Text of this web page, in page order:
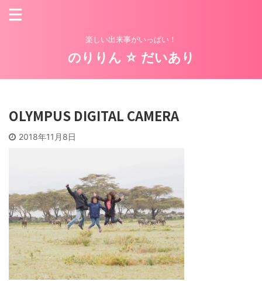
楽しい出来事がいっぱい！
のりりん ☆ だいあり
OLYMPUS DIGITAL CAMERA
2018年11月8日